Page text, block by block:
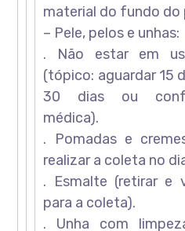
material do fundo do
– Pele, pelos e unhas:
. Não estar em
(tópico: aguardar 15
30 dias ou
médica).
. Pomadas e
realizar a coleta no
. Esmalte (retirar e
para a coleta).
. Unha com